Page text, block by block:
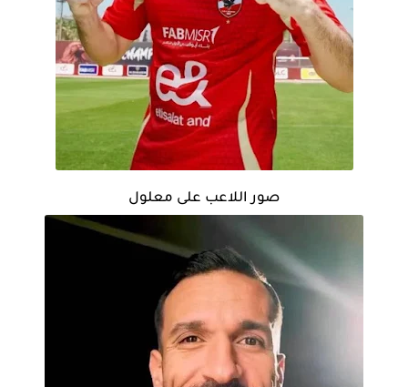
صور اللاعب على معلول